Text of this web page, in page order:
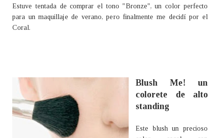
Estuve tentada de comprar el tono "Bronze", un color perfecto
para un maquillaje de verano, pero finalmente me decidí por el
Coral.
Blush Me! un
colorete de alto
standing
Este blush un precioso